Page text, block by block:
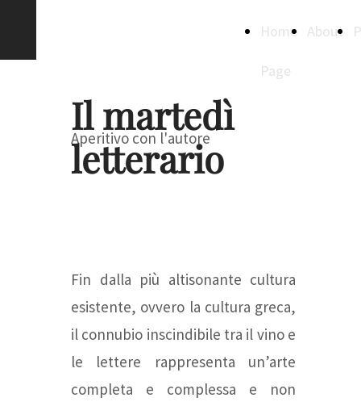
Home
Page
About
Il martedì
letterario
Aperitivo con l'autore
Fin dalla più altisonante cultura
esistente, ovvero la cultura greca,
il connubio inscindibile tra il vino e
le lettere rappresenta un’arte
completa e complessa e non